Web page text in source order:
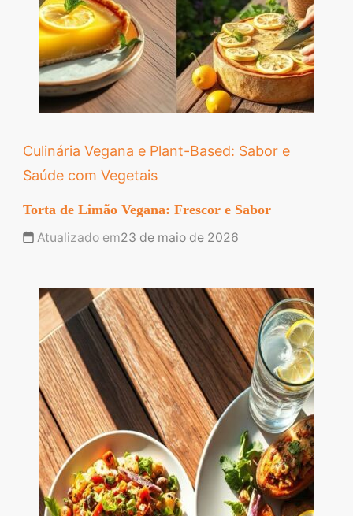
Culinária Vegana e Plant-Based: Sabor e
Saúde com Vegetais
Torta de Limão Vegana: Frescor e Sabor
Atualizado em23 de maio de 2026